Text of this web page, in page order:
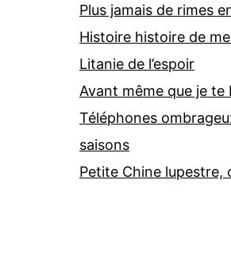
Plus jamais de rimes
Histoire histoire de
Litanie de l’espoir
Avant même que je te
Téléphones
saisons
Petite Chine lupestre,